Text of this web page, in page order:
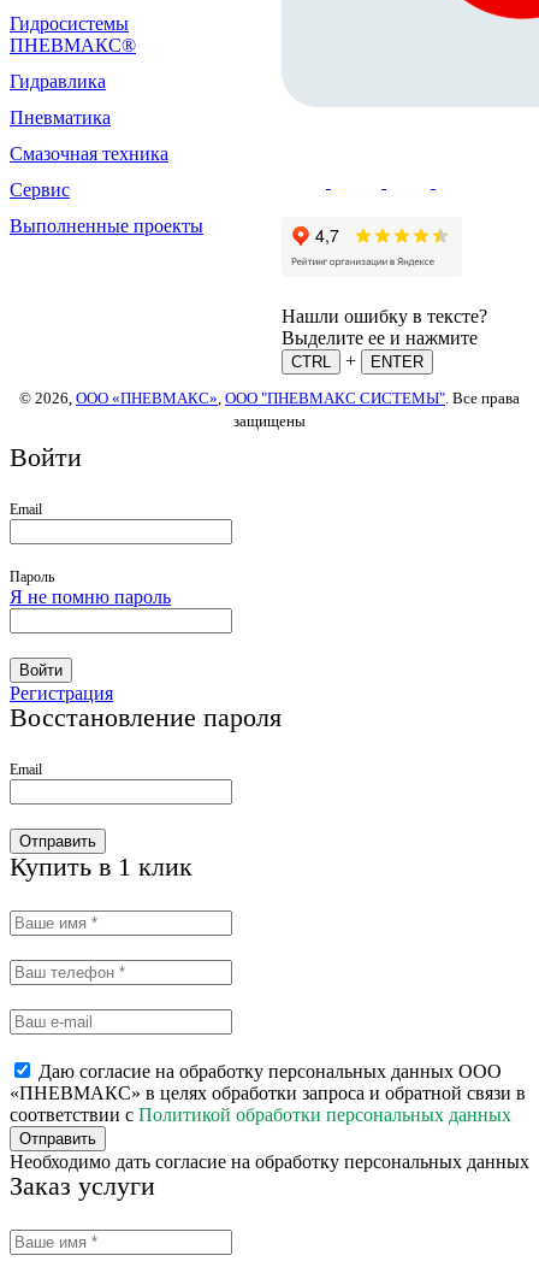
Гидросистемы
ПНЕВМАКС®
Гидравлика
Пневматика
Смазочная техника
Сервис
Выполненные проекты
Нашли ошибку в тексте?
Выделите ее и нажмите
CTRL +
ENTER
© 2026, ООО «ПНЕВМАКС», ООО "ПНЕВМАКС СИСТЕМЫ". Все права
защищены
Войти
Email
Пароль
Я не помню пароль
Войти
Регистрация
Восстановление пароля
Email
Отправить
Купить в 1 клик
Даю согласие на обработку персональных данных ООО
«ПНЕВМАКС» в целях обработки запроса и обратной связи в
соответствии с Политикой обработки персональных данных
Отправить
Необходимо дать согласие на обработку персональных данных
Заказ услуги